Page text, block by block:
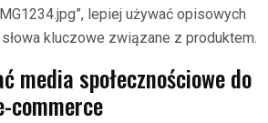
lepiej używać opisowych
kluczowe związane z produktem.
media społecznościowe do
commerce